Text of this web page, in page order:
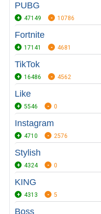
PUBG
47149 10786
Fortnite
17141 4681
TikTok
16486 4562
Like
5546 0
Instagram
4710 2576
Stylish
4324 0
KING
4313 5
Boss